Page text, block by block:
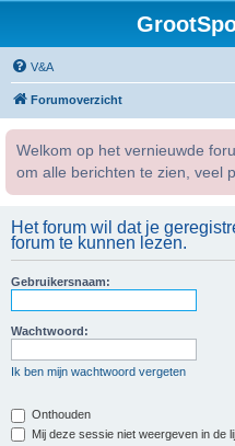
V&A
Forumoverzicht
Welkom op het vernieuwde
om alle berichten te zien, veel
Het forum wil dat je
forum te kunnen lezen.
Gebruikersnaam:
Wachtwoord:
Ik ben mijn wachtwoord vergeten
Onthouden
Mij deze sessie niet weergeven in de